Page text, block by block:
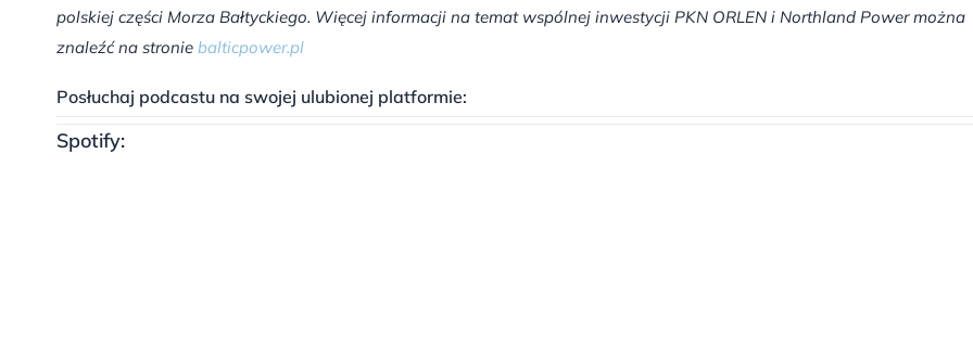
polskiej części Morza Bałtyckiego. Więcej informacji na temat wspólnej inwestycji PKN ORLEN i Northland Power można
znaleźć na stronie balticpower.pl
Posłuchaj podcastu na swojej ulubionej platformie:
Spotify: